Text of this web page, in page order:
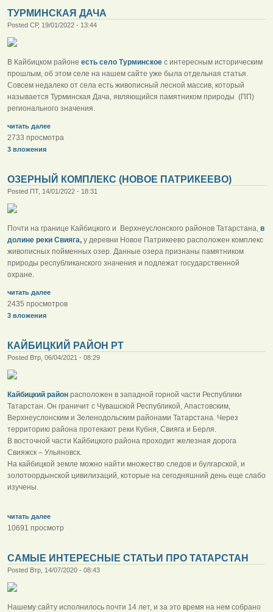
ТУРМИНСКАЯ ДАЧА
Posted СР, 19/01/2022 - 13:44
В Кайбицком районе есть село Турминское с интересным историческим
прошлым, об этом селе на нашем сайте уже была отдельная статья.
Совсем недалеко от села есть живописный лесной массив, который
называется Турминская Дача, являющийся памятником природы (ПП)
регионального значения.
читать далее
2733 просмотра
3 вложения
ОЗЕРНЫЙ КОМПЛЕКС (НОВОЕ ПАТРИКЕЕВО)
Posted ПТ, 14/01/2022 - 18:31
Почти на границе Кайбицкого и Верхнеуслонского районов Татарстана, в
долине реки Свияга, у деревни Новое Патрикеево расположен комплекс
живописных пойменных озер. Данные озера признаны памятником
природы республиканского значения и подлежат государственной
охране.
читать далее
2435 просмотров
3 вложения
КАЙБИЦКИЙ РАЙОН РТ
Posted Втр, 06/04/2021 - 08:29
Кайбицкий район расположен в западной горной части Респуб­лики
Татарстан. Он граничит с Чувашской Республикой, Апастовским,
Верхнеуслонским и Зеленодольским районами Татарстана. Через
территорию района протекают реки Кубня, Свияга и Берля.
В восточной части Кайбицкого района проходит железная дорога
Свияжск – Ульяновск.
На кайбицкой земле можно найти множество следов и булгарской, и
золотоордынской цивилизаций, которые на сегодняшний день еще слабо
изучены.
читать далее
10691 просмотр
САМЫЕ ИНТЕРЕСНЫЕ СТАТЬИ ПРО ТАТАРСТАН
Posted Втр, 14/07/2020 - 08:43
Нашему сайту исполнилось почти 14 лет, и за это время на нем собрано